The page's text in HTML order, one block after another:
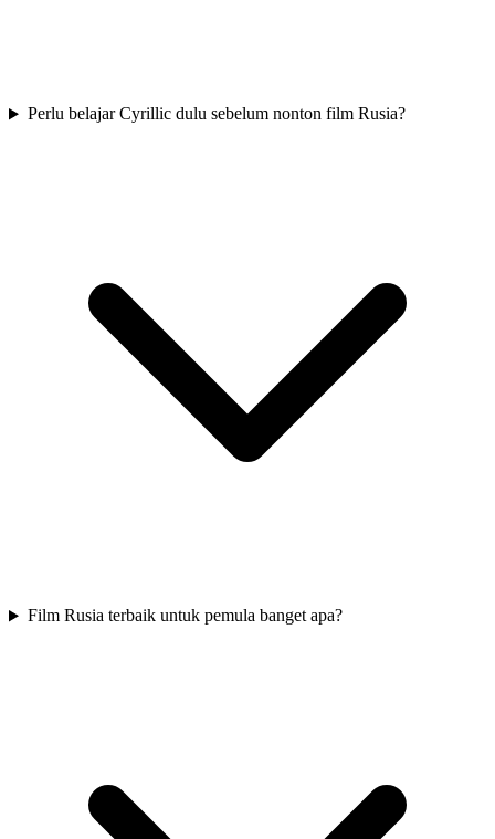
Perlu belajar Cyrillic dulu sebelum nonton film Rusia?
Film Rusia terbaik untuk pemula banget apa?